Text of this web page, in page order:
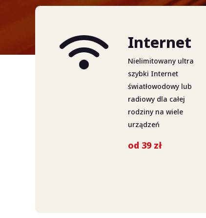
Internet
Nielimitowany ultra
szybki Internet
światłowodowy lub
radiowy dla całej
rodziny na wiele
urządzeń
od 39 zł